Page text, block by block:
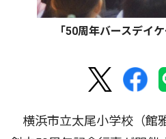
「50周年バースデイ
横浜市立太尾小学校（館